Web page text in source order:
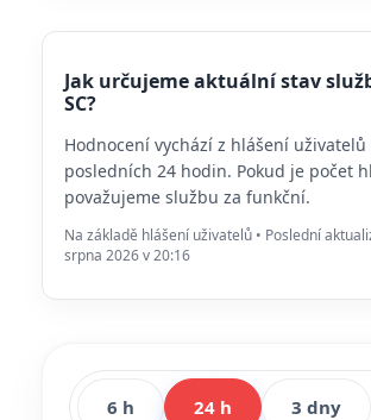
Jak určujeme aktuální stav
SC?
Hodnocení vychází z hlášení uživatelů
posledních 24 hodin. Pokud je počet
považujeme službu za funkční.
Na základě hlášení uživatelů • Poslední
srpna 2026 v 20:16
6 h 24 h 3 dny